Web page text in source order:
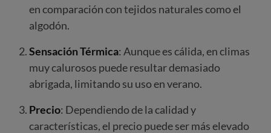
en comparación con tejidos naturales como el
algodón.
Sensación Térmica: Aunque es cálida, en climas
muy calurosos puede resultar demasiado
abrigada, limitando su uso en verano.
Precio: Dependiendo de la calidad y
características, el precio puede ser más elevado